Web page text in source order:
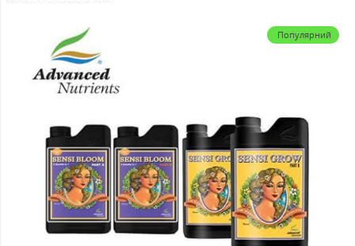
Популярний